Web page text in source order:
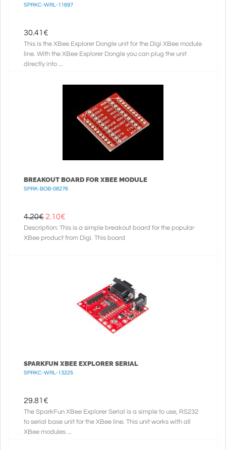
SPRKC-WRL-11697
30.41€
This is the XBee Explorer Dongle unit for the Digi XBee module
line. With the XBee Explorer Dongle you can plug the unit
directly into ...
BREAKOUT BOARD FOR XBEE MODULE
SPRK-BOB-08276
4.20€ 2.10€
Description: This is a simple breakout board for the popular
XBee product from Digi. This board
SPARKFUN XBEE EXPLORER SERIAL
SPRKC-WRL-13225
29.81€
The SparkFun XBee Explorer Serial is a simple to use, RS232
to serial base unit for the XBee line. This unit works with all
XBee modules ...